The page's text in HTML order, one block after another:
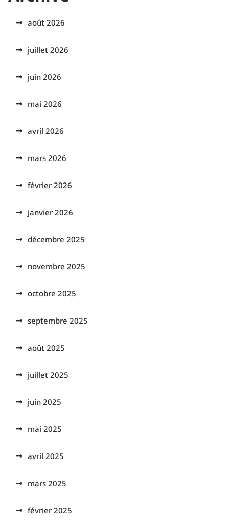
août 2026
juillet 2026
juin 2026
mai 2026
avril 2026
mars 2026
février 2026
janvier 2026
décembre 2025
novembre 2025
octobre 2025
septembre 2025
août 2025
juillet 2025
juin 2025
mai 2025
avril 2025
mars 2025
février 2025